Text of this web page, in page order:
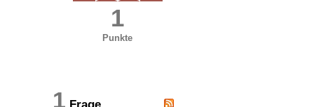
1
Punkte
1